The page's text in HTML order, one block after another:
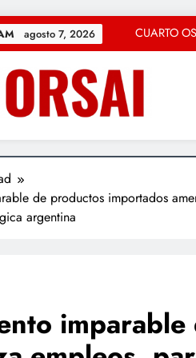
agosto 7, 2026
La
«Solución
Regresa la
«Solución
de productos importados
argentina